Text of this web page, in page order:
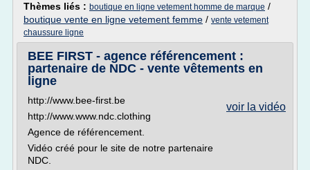
Thèmes liés : boutique en ligne vetement homme de marque /
boutique vente en ligne vetement femme / vente vetement
chaussure ligne
BEE FIRST - agence référencement :
partenaire de NDC - vente vêtements en
ligne
voir la vidéo
http://www.bee-first.be
http://www.www.ndc.clothing
Agence de référencement.
Vidéo créé pour le site de notre partenaire
NDC.